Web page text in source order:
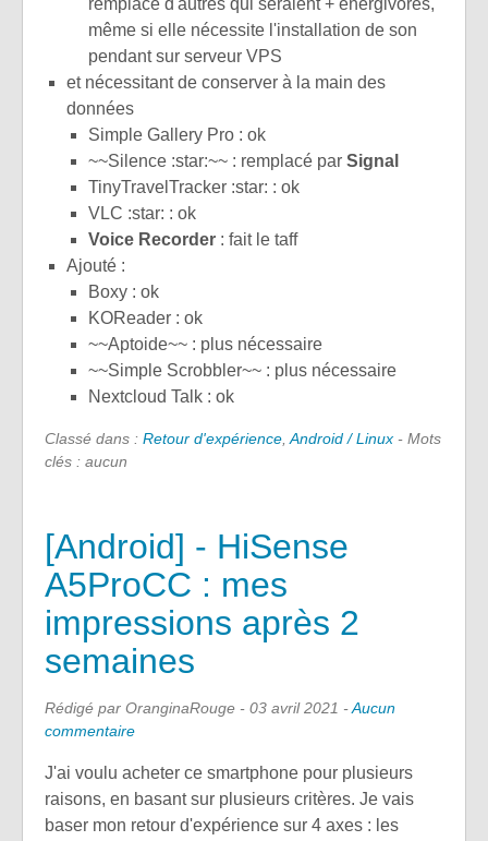
remplace d'autres qui seraient + énergivores,
même si elle nécessite l'installation de son
pendant sur serveur VPS
et nécessitant de conserver à la main des
données
Simple Gallery Pro : ok
~~Silence :star:~~ : remplacé par Signal
TinyTravelTracker :star: : ok
VLC :star: : ok
Voice Recorder : fait le taff
Ajouté :
Boxy : ok
KOReader : ok
~~Aptoide~~ : plus nécessaire
~~Simple Scrobbler~~ : plus nécessaire
Nextcloud Talk : ok
Classé dans : Retour d'expérience,Android / Linux - Mots
clés : aucun
[Android] - HiSense
A5ProCC : mes
impressions après 2
semaines
Rédigé par OranginaRouge - 03 avril 2021 -Aucun
commentaire
J'ai voulu acheter ce smartphone pour plusieurs
raisons, en basant sur plusieurs critères. Je vais
baser mon retour d'expérience sur 4 axes : les